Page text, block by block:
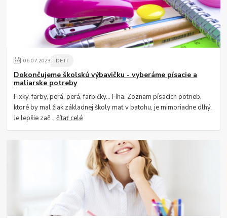
06.07.2023 DETI
Dokončujeme školskú výbavičku - vyberáme písacie a
maliarske potreby
Fixky, farby, perá, perá, farbičky... Fíha. Zoznam písacích potrieb,
ktoré by mal žiak základnej školy mať v batohu, je mimoriadne dlhý.
Je lepšie zač...čítať celé